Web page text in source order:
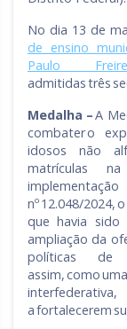
No dia 13 de
de ensino
Paulo
admitidas três
Medalha –A
combater o
idosos não
matrículas
nº 12.048/2024,
que havia sido
ampliação da
políticas de
assim, como
a fortalecerem